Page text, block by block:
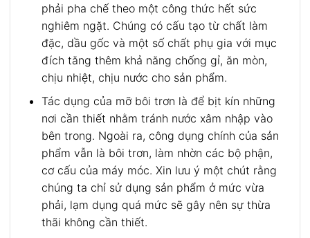
phải pha chế theo một công thức hết sức
nghiêm ngặt. Chúng có cấu tạo từ chất làm
đặc, dầu gốc và một số chất phụ gia với mục
đích tăng thêm khả năng chống gỉ, ăn mòn,
chịu nhiệt, chịu nước cho sản phẩm.
Tác dụng của mỡ bôi trơn là để bịt kín những
nơi cần thiết nhằm tránh nước xâm nhập vào
bên trong. Ngoài ra, công dụng chính của sản
phẩm vẫn là bôi trơn, làm nhờn các bộ phận,
cơ cấu của máy móc. Xin lưu ý một chút rằng
chúng ta chỉ sử dụng sản phẩm ở mức vừa
phải, lạm dụng quá mức sẽ gây nên sự thừa
thãi không cần thiết.